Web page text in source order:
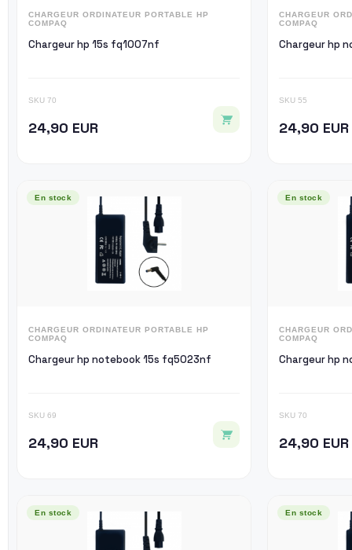
CHARGEUR ORDINATEUR PORTABLE HP
COMPAQ
Chargeur hp 15s fq1007nf
SKU 70
24,90 EUR
CHARGEUR
COMPAQ
SKU 55
24,90 EUR
En stock
CHARGEUR ORDINATEUR PORTABLE HP
COMPAQ
Chargeur hp notebook 15s fq5023nf
SKU 69
24,90 EUR
En stock
CHARGEUR
COMPAQ
SKU 70
24,90 EUR
En stock En stock